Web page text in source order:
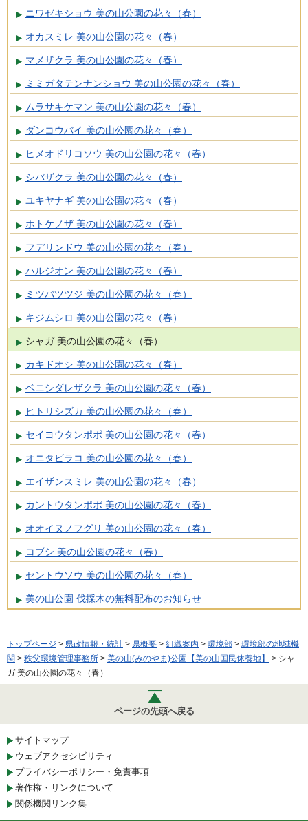
ニワゼキショウ 美の山公園の花々（春）
オカスミレ 美の山公園の花々（春）
マメザクラ 美の山公園の花々（春）
ミミガタテンナンショウ 美の山公園の花々（春）
ムラサキケマン 美の山公園の花々（春）
ダンコウバイ 美の山公園の花々（春）
ヒメオドリコソウ 美の山公園の花々（春）
シバザクラ 美の山公園の花々（春）
ユキヤナギ 美の山公園の花々（春）
ホトケノザ 美の山公園の花々（春）
フデリンドウ 美の山公園の花々（春）
ハルジオン 美の山公園の花々（春）
ミツバツツジ 美の山公園の花々（春）
キジムシロ 美の山公園の花々（春）
シャガ 美の山公園の花々（春）
カキドオシ 美の山公園の花々（春）
ベニシダレザクラ 美の山公園の花々（春）
ヒトリシズカ 美の山公園の花々（春）
セイヨウタンポポ 美の山公園の花々（春）
オニタビラコ 美の山公園の花々（春）
エイザンスミレ 美の山公園の花々（春）
カントウタンポポ 美の山公園の花々（春）
オオイヌノフグリ 美の山公園の花々（春）
コブシ 美の山公園の花々（春）
セントウソウ 美の山公園の花々（春）
美の山公園 伐採木の無料配布のお知らせ
トップページ > 県政情報・統計 > 県概要 > 組織案内 > 環境部 > 環境部の地域機
関 > 秩父環境管理事務所 > 美の山(みのやま)公園【美の山国民休養地】
> シャ
ガ 美の山公園の花々（春）
ページの先頭へ戻る
サイトマップ
ウェブアクセシビリティ
プライバシーポリシー・免責事項
著作権・リンクについて
関係機関リンク集